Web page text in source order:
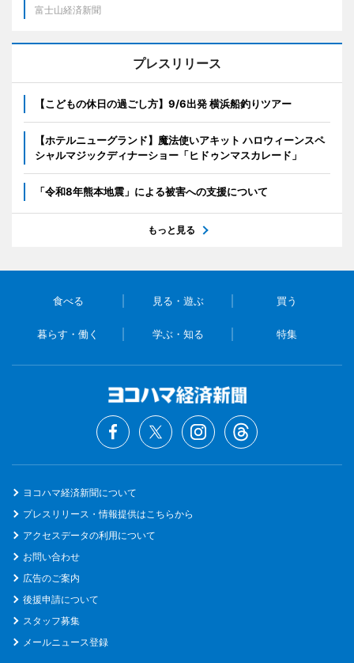
富士山経済新聞
プレスリリース
【こどもの休日の過ごし方】9/6出発 横浜船釣りツアー
【ホテルニューグランド】魔法使いアキット ハロウィーンスペ
シャルマジックディナーショー「ヒドゥンマスカレード」
「令和8年熊本地震」による被害への支援について
もっと見る
食べる 見る・遊ぶ 買う
暮らす・働く 学ぶ・知る 特集
ヨコハマ経済新聞について
プレスリリース・情報提供はこちらから
アクセスデータの利用について
お問い合わせ
広告のご案内
後援申請について
スタッフ募集
メールニュース登録